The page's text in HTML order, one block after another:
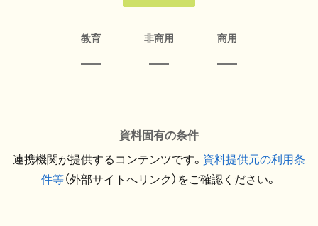
教育 非商用 商用
資料固有の条件
連携機関が提供するコンテンツです。 資料提供元の利用条
件等（外部サイトへリンク）をご確認ください。